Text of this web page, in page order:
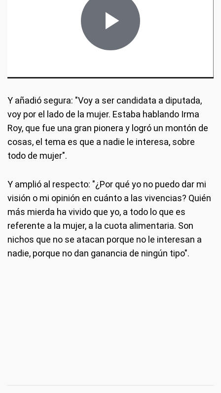
Y añadió segura: "Voy a ser candidata a diputada,
voy por el lado de la mujer. Estaba hablando Irma
Roy, que fue una gran pionera y logró un montón de
cosas, el tema es que a nadie le interesa, sobre
todo de mujer".
Y amplió al respecto: "¿Por qué yo no puedo dar mi
visión o mi opinión en cuánto a las vivencias? Quién
más mierda ha vivido que yo, a todo lo que es
referente a la mujer, a la cuota alimentaria. Son
nichos que no se atacan porque no le interesan a
nadie, porque no dan ganancia de ningún tipo".